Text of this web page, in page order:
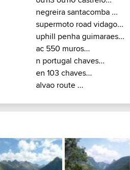
negreira santacomba ...
supermoto road vidago...
uphill penha guimaraes...
ac 550 muros...
n portugal chaves...
en 103 chaves...
alvao route ...